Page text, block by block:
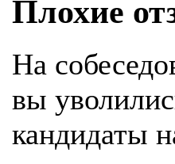
Плохие
На
вы
кандидаты